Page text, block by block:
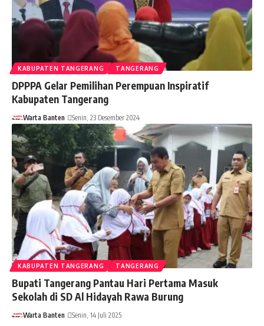
KABUPATEN TANGERANG TANGERANG
DPPPA Gelar Pemilihan Perempuan Inspiratif
Kabupaten Tangerang
Warta Banten Senin, 23 Desember 2024
KABUPATEN TANGERANG TANGERANG
Bupati Tangerang Pantau Hari Pertama Masuk
Sekolah di SD Al Hidayah Rawa Burung
Warta Banten Senin, 14 Juli 2025